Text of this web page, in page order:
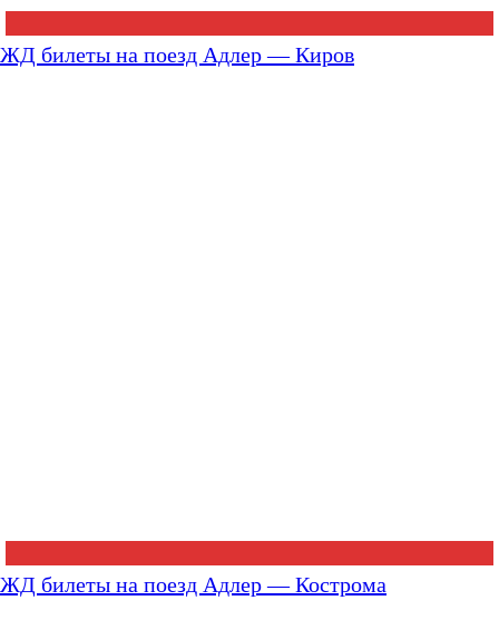
ЖД билеты на поезд Адлер — Киров
ЖД билеты на поезд Адлер — Кострома